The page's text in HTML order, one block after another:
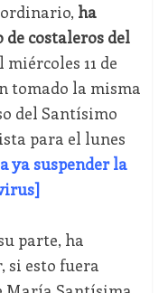
ha
de costaleros del
11 de
tomado la misma
del Santísimo
para el lunes
ya suspender la
parte, ha
si esto fuera